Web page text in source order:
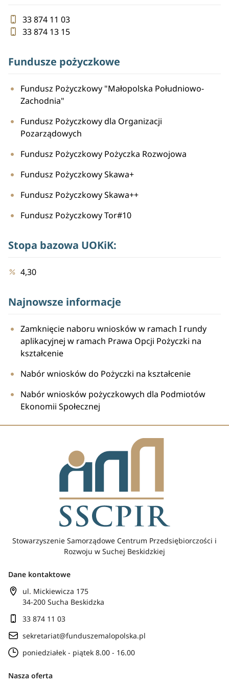
33 874 11 03
33 874 13 15
Fundusze pożyczkowe
Fundusz Pożyczkowy "Małopolska Południowo-
Zachodnia"
Fundusz Pożyczkowy dla Organizacji
Pozarządowych
Fundusz Pożyczkowy Pożyczka Rozwojowa
Fundusz Pożyczkowy Skawa+
Fundusz Pożyczkowy Skawa++
Fundusz Pożyczkowy Tor#10
Stopa bazowa UOKiK:
4,30
Najnowsze informacje
Zamknięcie naboru wniosków w ramach I rundy
aplikacyjnej w ramach Prawa Opcji Pożyczki na
kształcenie
Nabór wniosków do Pożyczki na kształcenie
Nabór wniosków pożyczkowych dla Podmiotów
Ekonomii Społecznej
Stowarzyszenie Samorządowe Centrum Przedsiębiorczości i
Rozwoju w Suchej Beskidzkiej
Dane kontaktowe
ul. Mickiewicza 175
34-200 Sucha Beskidzka
33 874 11 03
sekretariat@funduszemalopolska.pl
poniedziałek - piątek 8.00 - 16.00
Nasza oferta